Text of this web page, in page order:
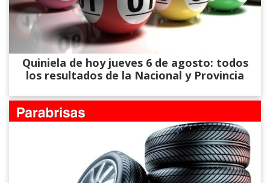
Quiniela de hoy jueves 6 de agosto: todos
los resultados de la Nacional y Provincia